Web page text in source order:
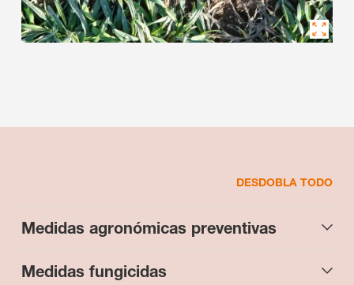
DESDOBLA TODO
Medidas agronómicas preventivas
Medidas fungicidas